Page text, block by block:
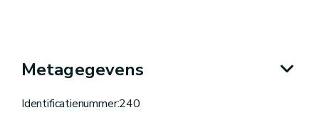
Metagegevens
Identificatienummer:240